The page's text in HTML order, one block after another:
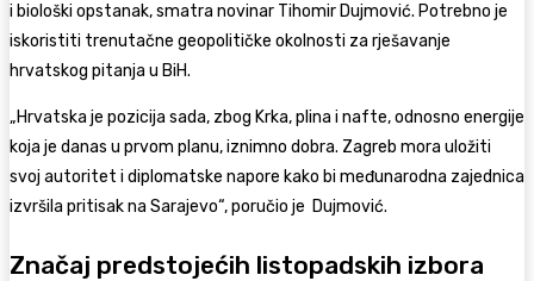
i biološki opstanak, smatra novinar Tihomir Dujmović. Potrebno je
iskoristiti trenutačne geopolitičke okolnosti za rješavanje
hrvatskog pitanja u BiH.
„Hrvatska je pozicija sada, zbog Krka, plina i nafte, odnosno energije
koja je danas u prvom planu, iznimno dobra. Zagreb mora uložiti
svoj autoritet i diplomatske napore kako bi međunarodna zajednica
izvršila pritisak na Sarajevo“, poručio je Dujmović.
Značaj predstojećih listopadskih izbora